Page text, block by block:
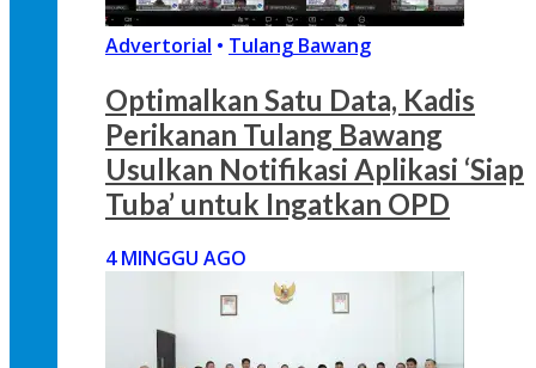
Advertorial • Tulang Bawang
Optimalkan Satu Data, Kadis
Perikanan Tulang Bawang
Usulkan Notifikasi Aplikasi ‘Siap
Tuba’ untuk Ingatkan OPD
4 MINGGU AGO